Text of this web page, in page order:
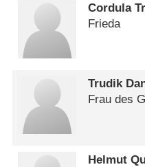
Cordula
Frieda
Trudik
Frau des
Helmut